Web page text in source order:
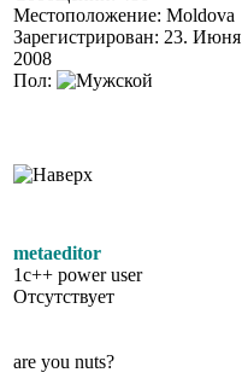
Местоположение: Moldova
Зарегистрирован: 23. Июня
2008
Пол:
metaeditor
1c++ power user
Отсутствует
are you nuts?